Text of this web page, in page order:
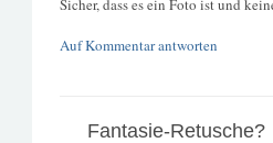
Sicher, dass es ein Foto ist und
Auf Kommentar antworten
Fantasie-Retusche?